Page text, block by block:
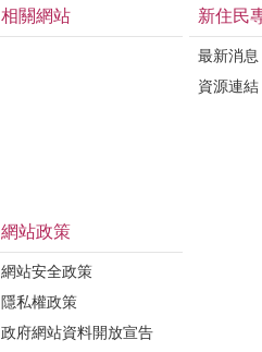
相關網站 新住民
最新消息
資源連結
網站政策
網站安全政策
隱私權政策
政府網站資料開放宣告